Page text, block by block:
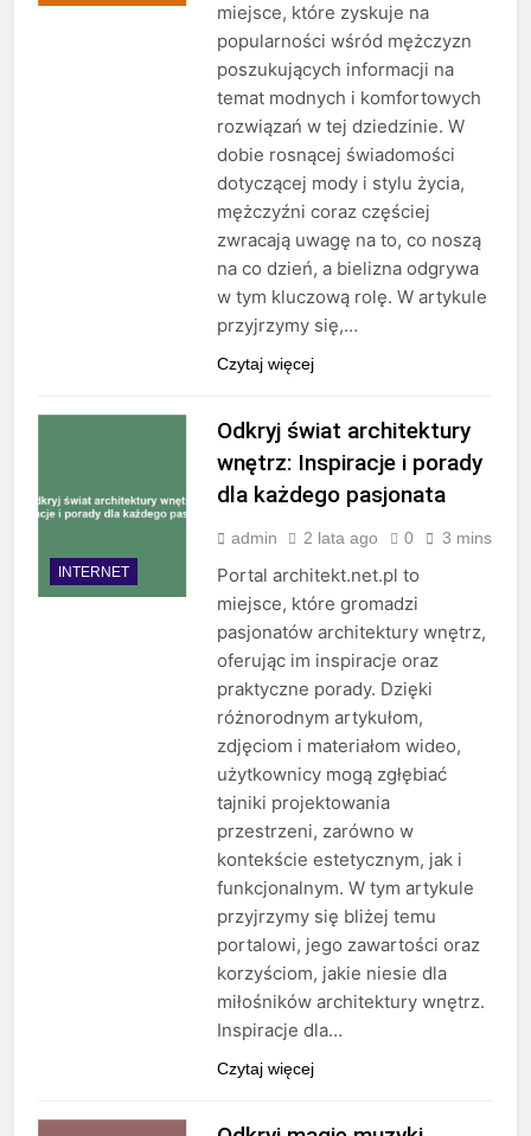
miejsce, które zyskuje na
popularności wśród mężczyzn
poszukujących informacji na
temat modnych i komfortowych
rozwiązań w tej dziedzinie. W
dobie rosnącej świadomości
dotyczącej mody i stylu życia,
mężczyźni coraz częściej
zwracają uwagę na to, co noszą
na co dzień, a bielizna odgrywa
w tym kluczową rolę. W artykule
przyjrzymy się,…
Czytaj więcej
INTERNET
Odkryj świat architektury
wnętrz: Inspiracje i porady
dla każdego pasjonata
admin 2 lata ago 0 3 mins
Portal architekt.net.pl to
miejsce, które gromadzi
pasjonatów architektury wnętrz,
oferując im inspiracje oraz
praktyczne porady. Dzięki
różnorodnym artykułom,
zdjęciom i materiałom wideo,
użytkownicy mogą zgłębiać
tajniki projektowania
przestrzeni, zarówno w
kontekście estetycznym, jak i
funkcjonalnym. W tym artykule
przyjrzymy się bliżej temu
portalowi, jego zawartości oraz
korzyściom, jakie niesie dla
miłośników architektury wnętrz.
Inspiracje dla…
Czytaj więcej